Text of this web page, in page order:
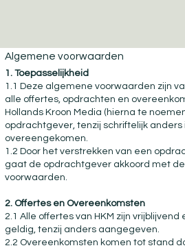
Algemene voorwaarden
1. Toepasselijkheid
1.1 Deze algemene voorwaarden zijn
alle offertes, opdrachten en
Hollands Kroon Media (hierna te
opdrachtgever, tenzij schriftelijk anders
overeengekomen.
1.2 Door het verstrekken van een
gaat de opdrachtgever akkoord met
voorwaarden.
2. Offertes en Overeenkomsten
2.1 Alle offertes van HKM zijn vrijblijvend
geldig, tenzij anders aangegeven.
2.2 Overeenkomsten komen tot stand